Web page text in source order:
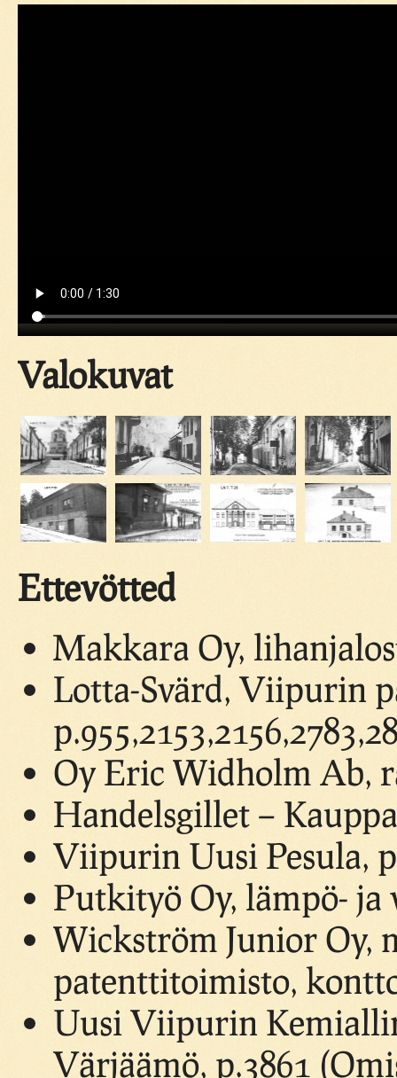
Valokuvat
Ettevötted
Makkara Oy,
Lotta-Svärd, Viipurin
Oy Eric Widholm Ab,
Handelsgillet –
Viipurin Uusi Pesula,
Putkityö Oy, lämpö- ja
Wickström Junior Oy,
patenttitoimisto,
Uusi Viipurin
Värjäämö, p.3861